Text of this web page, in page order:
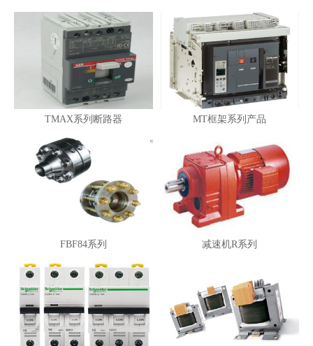
TMAX系列断路器 MT框架系列产品
FBF84系列 减速机R系列